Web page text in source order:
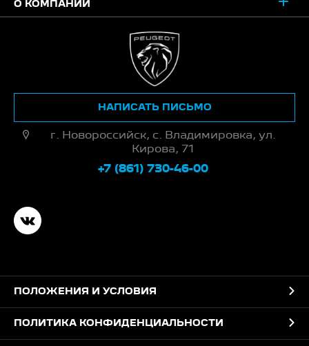
О КОМПАНИИ
г. Новороссийск, с. Владимировка, ул.
Кирова, 71
+7 (861) 730-46-00
НАПИСАТЬ ПИСЬМО
ПОЛОЖЕНИЯ И УСЛОВИЯ
ПОЛИТИКА КОНФИДЕНЦИАЛЬНОСТИ